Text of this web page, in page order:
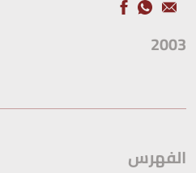
2003
الفهرس